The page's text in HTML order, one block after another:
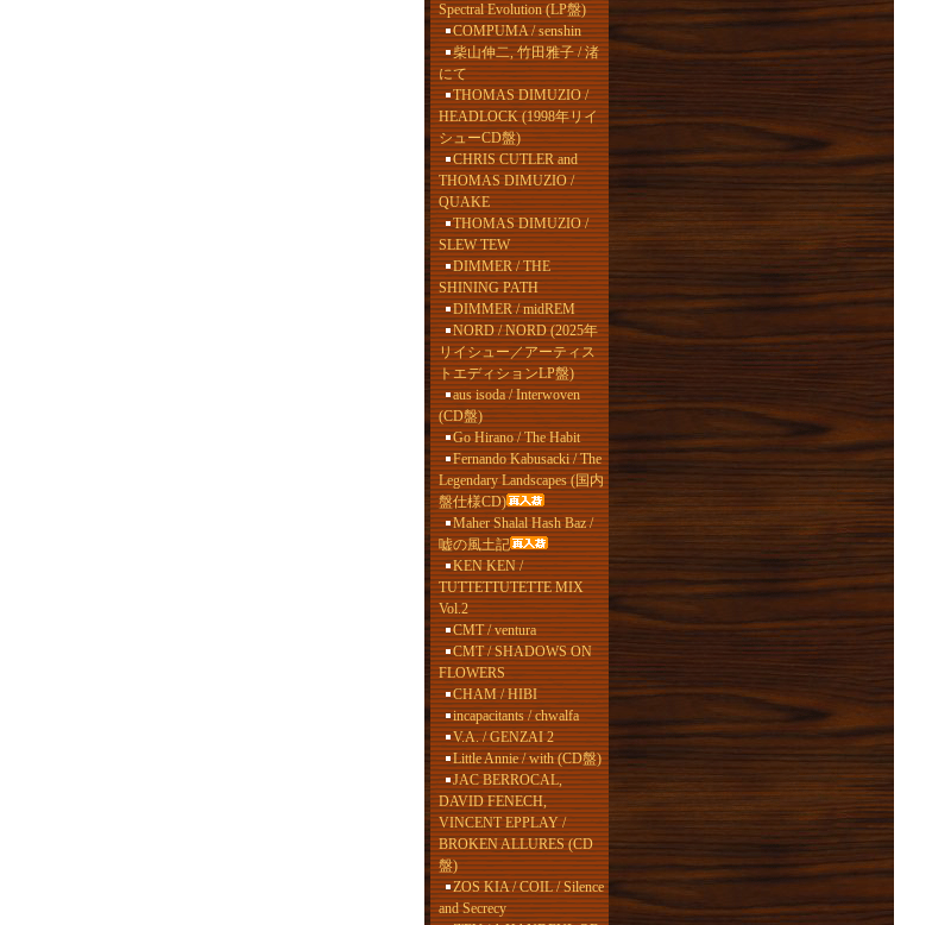
Spectral Evolution (LP盤)
COMPUMA / senshin
柴山伸二, 竹田雅子 / 渚
にて
THOMAS DIMUZIO /
HEADLOCK (1998年リイ
シューCD盤)
CHRIS CUTLER and
THOMAS DIMUZIO /
QUAKE
THOMAS DIMUZIO /
SLEW TEW
DIMMER / THE
SHINING PATH
DIMMER / midREM
NORD / NORD (2025年
リイシュー／アーティス
トエディションLP盤)
aus isoda / Interwoven
(CD盤)
Go Hirano / The Habit
Fernando Kabusacki / The
Legendary Landscapes (国内
盤仕様CD)
Maher Shalal Hash Baz /
嘘の風土記
KEN KEN /
TUTTETTUTETTE MIX
Vol.2
CMT / ventura
CMT / SHADOWS ON
FLOWERS
CHAM / HIBI
incapacitants / chwalfa
V.A. / GENZAI 2
Little Annie / with (CD盤)
JAC BERROCAL,
DAVID FENECH,
VINCENT EPPLAY /
BROKEN ALLURES (CD
盤)
ZOS KIA / COIL / Silence
and Secrecy